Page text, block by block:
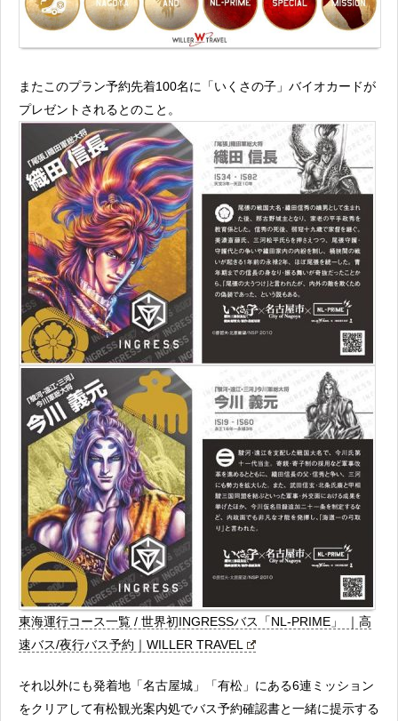
またこのプラン予約先着100名に「いくさの子」バイオカードが
プレゼントされるとのこと。
東海運行コース一覧 / 世界初INGRESSバス「NL-PRIME」 ｜高
速バス/夜行バス予約｜WILLER TRAVEL
それ以外にも発着地「名古屋城」「有松」にある6連ミッション
をクリアして有松観光案内処でバス予約確認書と一緒に提示する